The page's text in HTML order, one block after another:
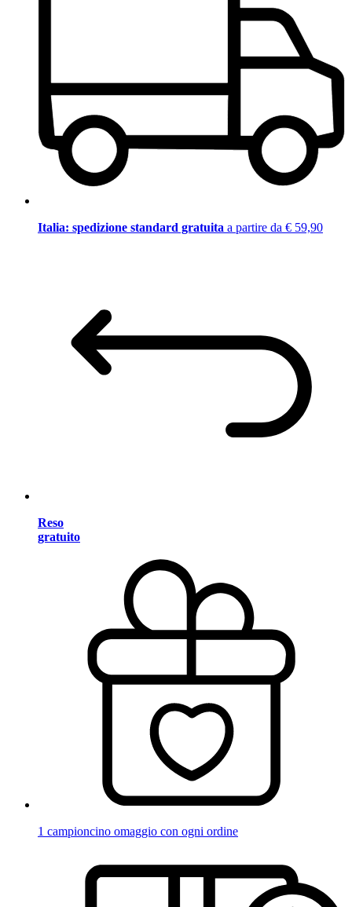
Italia: spedizione standard gratuita a partire da € 59,90
Reso
gratuito
1 campioncino omaggio con ogni ordine